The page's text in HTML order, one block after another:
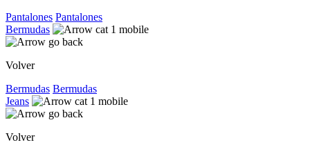
Pantalones Pantalones
Bermudas
Volver
Bermudas Bermudas
Jeans
Volver